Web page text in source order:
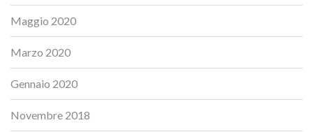
Maggio 2020
Marzo 2020
Gennaio 2020
Novembre 2018